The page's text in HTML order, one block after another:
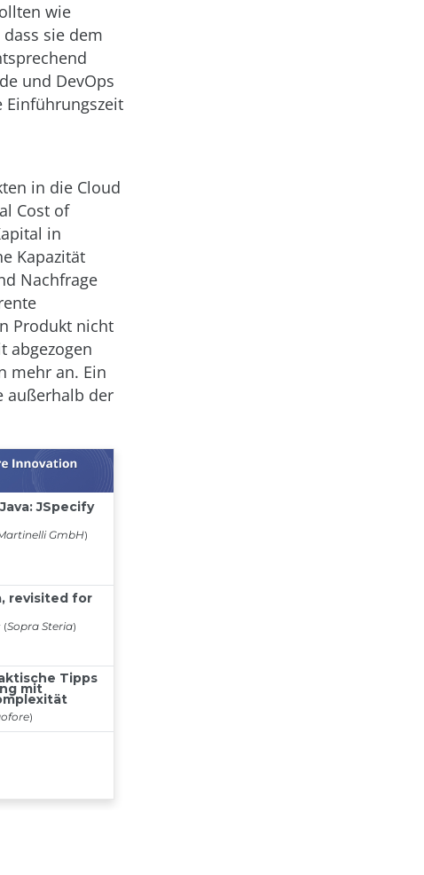
wie
sie dem
und DevOps
in die Cloud
Cost of
in
Kapazität
Nachfrage
Produkt nicht
abgezogen
mehr an. Ein
außerhalb der